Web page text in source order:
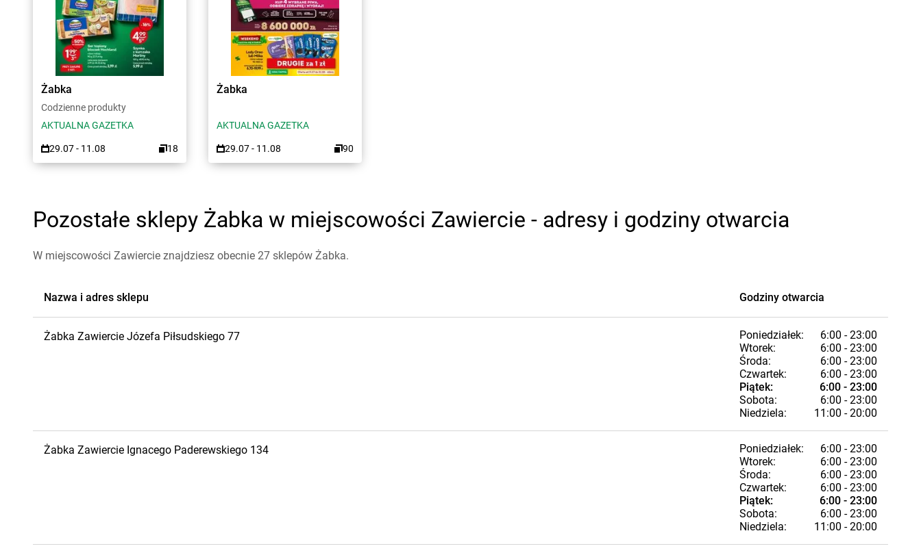
Żabka
Codzienne produkty
AKTUALNA GAZETKA
29.07 - 11.08 18
Żabka
AKTUALNA GAZETKA
29.07 - 11.08 90
Pozostałe sklepy Żabka w miejscowości Zawiercie - adresy i godziny otwarcia
W miejscowości Zawiercie znajdziesz obecnie 27 sklepów Żabka.
Nazwa i adres sklepu Godziny otwarcia
Żabka Zawiercie Józefa Piłsudskiego 77 Poniedziałek:
6:00 - 23:00
Wtorek:
6:00 - 23:00
Środa:
6:00 - 23:00
Czwartek:
6:00 - 23:00
Piątek:
6:00 - 23:00
Sobota:
6:00 - 23:00
Niedziela:
11:00 - 20:00
Żabka Zawiercie Ignacego Paderewskiego 134 Poniedziałek:
6:00 - 23:00
Wtorek:
6:00 - 23:00
Środa:
6:00 - 23:00
Czwartek:
6:00 - 23:00
Piątek:
6:00 - 23:00
Sobota:
6:00 - 23:00
Niedziela:
11:00 - 20:00